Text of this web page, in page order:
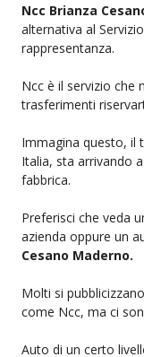
Ncc Brianza
alternativa al
rappresentanza.
Ncc è il servizio che
trasferimenti
Immagina questo, il
Italia, sta arrivando
fabbrica.
Preferisci che veda
azienda oppure un
Cesano Maderno.
Molti si
come Ncc, ma ci
Auto di un certo